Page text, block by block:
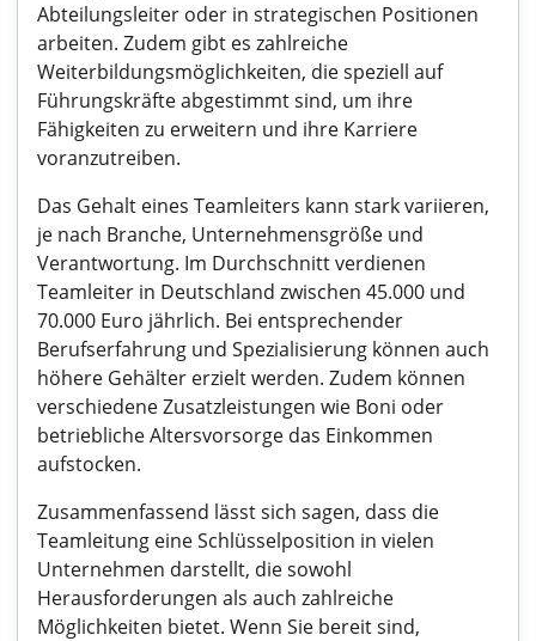
Abteilungsleiter oder in strategischen Positionen
arbeiten. Zudem gibt es zahlreiche
Weiterbildungsmöglichkeiten, die speziell auf
Führungskräfte abgestimmt sind, um ihre
Fähigkeiten zu erweitern und ihre Karriere
voranzutreiben.
Das Gehalt eines Teamleiters kann stark variieren,
je nach Branche, Unternehmensgröße und
Verantwortung. Im Durchschnitt verdienen
Teamleiter in Deutschland zwischen 45.000 und
70.000 Euro jährlich. Bei entsprechender
Berufserfahrung und Spezialisierung können auch
höhere Gehälter erzielt werden. Zudem können
verschiedene Zusatzleistungen wie Boni oder
betriebliche Altersvorsorge das Einkommen
aufstocken.
Zusammenfassend lässt sich sagen, dass die
Teamleitung eine Schlüsselposition in vielen
Unternehmen darstellt, die sowohl
Herausforderungen als auch zahlreiche
Möglichkeiten bietet. Wenn Sie bereit sind,